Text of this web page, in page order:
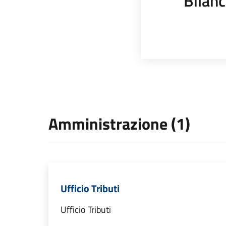
Amministrazione (1)
Ufficio Tributi
Ufficio Tributi